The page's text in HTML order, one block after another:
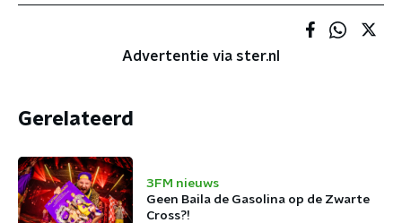
Advertentie via ster.nl
Gerelateerd
3FM nieuws
Geen Baila de Gasolina op de Zwarte
Cross?!